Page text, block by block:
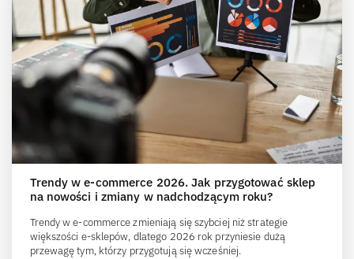
Trendy w e-commerce 2026. Jak przygotować sklep
na nowości i zmiany w nadchodzącym roku?
Trendy w e-commerce zmieniają się szybciej niż strategie
większości e-sklepów, dlatego 2026 rok przyniesie dużą
przewagę tym, którzy przygotują się wcześniej.